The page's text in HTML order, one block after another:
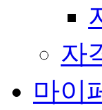
자
마이